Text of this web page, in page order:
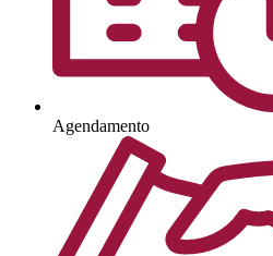
Agendamento